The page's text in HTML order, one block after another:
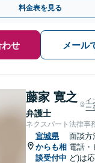
料金表を見る
せ メール
藤家 寛之
弁護士
イ
ー
ネクスパート法律事
宮城県
からも相
談受付中
面談方
電話・
ど)は